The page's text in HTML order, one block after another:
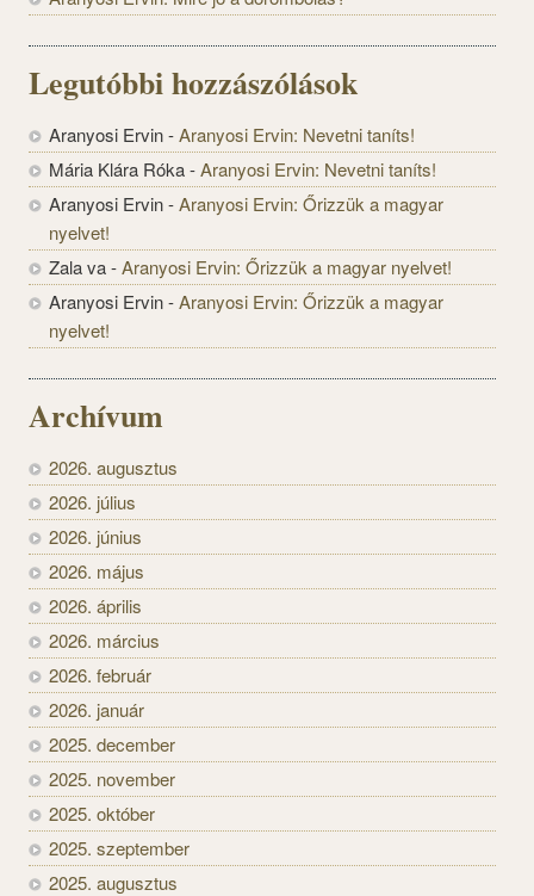
Legutóbbi hozzászólások
Aranyosi Ervin-Aranyosi Ervin: Nevetni taníts!
Mária Klára Róka-Aranyosi Ervin: Nevetni taníts!
Aranyosi Ervin-Aranyosi Ervin: Őrizzük a magyar
nyelvet!
Zala va-Aranyosi Ervin: Őrizzük a magyar nyelvet!
Aranyosi Ervin-Aranyosi Ervin: Őrizzük a magyar
nyelvet!
Archívum
2026. augusztus
2026. július
2026. június
2026. május
2026. április
2026. március
2026. február
2026. január
2025. december
2025. november
2025. október
2025. szeptember
2025. augusztus